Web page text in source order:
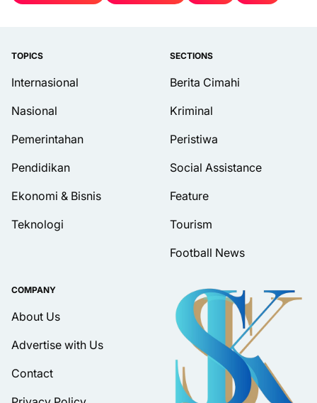
TOPICS
Internasional
Nasional
Pemerintahan
Pendidikan
Ekonomi & Bisnis
Teknologi
SECTIONS
Berita Cimahi
Kriminal
Peristiwa
Social Assistance
Feature
Tourism
Football News
COMPANY
About Us
Advertise with Us
Contact